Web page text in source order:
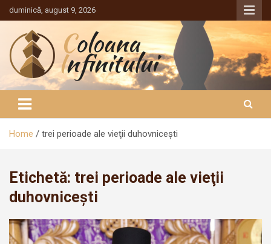
Sari
la
conținut
duminică, august 9, 2026
Coloana Infinitului
Home trei perioade ale vieţii duhovniceşti
Etichetă: trei perioade ale vieţii
duhovniceşti